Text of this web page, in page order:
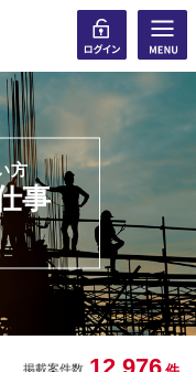
方
事
掲載案件数